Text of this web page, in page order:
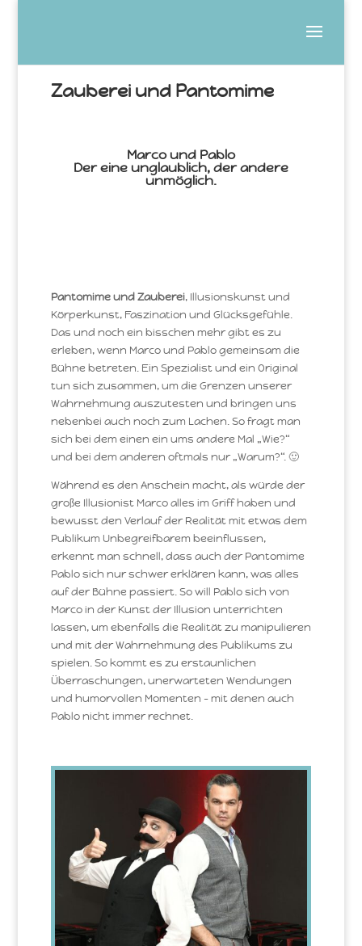
Zauberei und Pantomime
Marco und Pablo
Der eine unglaublich, der andere
unmöglich.
Pantomime und Zauberei, Illusionskunst und
Körperkunst, Faszination und Glücksgefühle.
Das und noch ein bisschen mehr gibt es zu
erleben, wenn Marco und Pablo gemeinsam die
Bühne betreten. Ein Spezialist und ein Original
tun sich zusammen, um die Grenzen unserer
Wahrnehmung auszutesten und bringen uns
nebenbei auch noch zum Lachen. So fragt man
sich bei dem einen ein ums andere Mal „Wie?“
und bei dem anderen oftmals nur „Warum?“. 🙂
Während es den Anschein macht, als würde der
große Illusionist Marco alles im Griff haben und
bewusst den Verlauf der Realität mit etwas dem
Publikum Unbegreifbarem beeinflussen,
erkennt man schnell, dass auch der Pantomime
Pablo sich nur schwer erklären kann, was alles
auf der Bühne passiert. So will Pablo sich von
Marco in der Kunst der Illusion unterrichten
lassen, um ebenfalls die Realität zu manipulieren
und mit der Wahrnehmung des Publikums zu
spielen. So kommt es zu erstaunlichen
Überraschungen, unerwarteten Wendungen
und humorvollen Momenten – mit denen auch
Pablo nicht immer rechnet.